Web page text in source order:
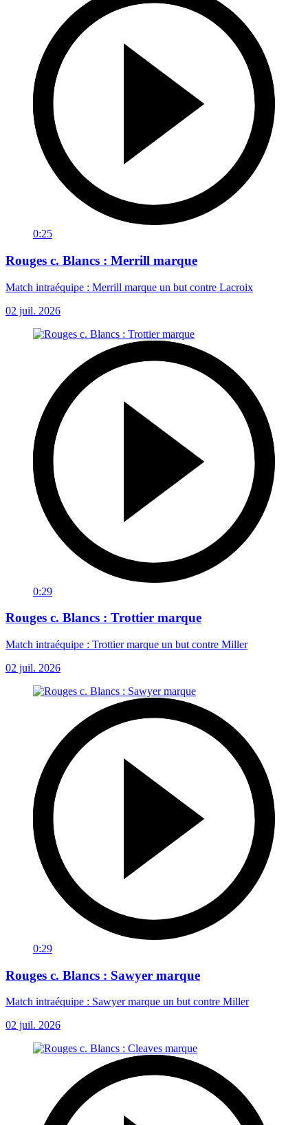
0:25
Rouges c. Blancs : Merrill marque
Match intraéquipe : Merrill marque un but contre Lacroix
02 juil. 2026
0:29
Rouges c. Blancs : Trottier marque
Match intraéquipe : Trottier marque un but contre Miller
02 juil. 2026
0:29
Rouges c. Blancs : Sawyer marque
Match intraéquipe : Sawyer marque un but contre Miller
02 juil. 2026